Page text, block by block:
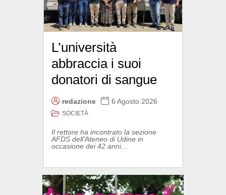
L’università
abbraccia i suoi
donatori di sangue
redazione 6 Agosto 2026
SOCIETÀ
Il rettore ha incontrato la sezione
AFDS dell'Ateneo di Udine in
occasione dei 42 anni...